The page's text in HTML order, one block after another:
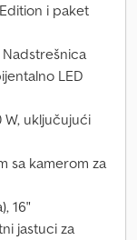
i paket
LED
W, uključujući
sa kamerom za
16"
jastuci za